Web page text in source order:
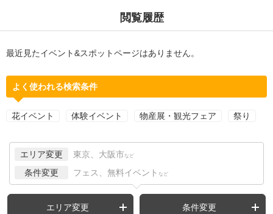
閲覧履歴
最近見たイベント&スポットページはありません。
よく使われる検索条件
花イベント 体験イベント 物産展・観光フェア 祭り
エリア変更 東京、大阪市 など
条件変更 フェス、無料イベント など
エリア変更 条件変更